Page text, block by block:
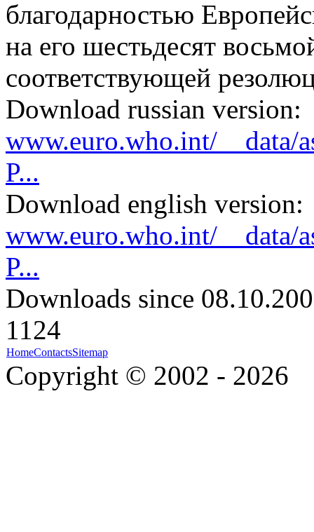
благодарностью
на его шестьдесят
соответствующей
Download russian version:
www.euro.who.int/__data/
P...
Download english version:
www.euro.who.int/__data/
P...
Downloads since
1124
HomeContactsSitemap
Copyright © 2002 - 2026